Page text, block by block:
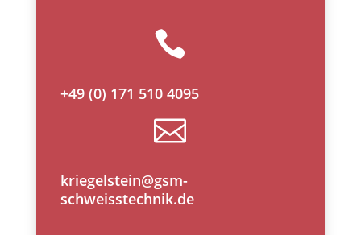

+49 (0) 171 510 4095

kriegelstein@gsm-
schweisstechnik.de